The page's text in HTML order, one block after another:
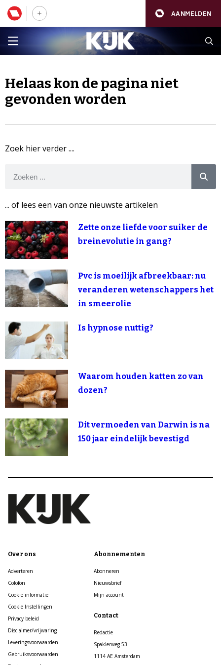
AANMELDEN
Helaas kon de pagina niet
gevonden worden
Zoek hier verder ....
... of lees een van onze nieuwste artikelen
Zette onze liefde voor suiker de
breinevolutie in gang?
Pvc is moeilijk afbreekbaar: nu
veranderen wetenschappers het
in smeerolie
Is hypnose nuttig?
Waarom houden katten zo van
dozen?
Dit vermoeden van Darwin is na
150 jaar eindelijk bevestigd
Over ons
Adverteren
Colofon
Cookie informatie
Cookie Instellingen
Privacy beleid
Disclaimer/vrijwaring
Leveringsvoorwaarden
Gebruiksvoorwaarden
Abonnementen
Abonneren
Nieuwsbrief
Mijn account
Contact
Redactie
Spaklerweg 53
1114 AE Amsterdam